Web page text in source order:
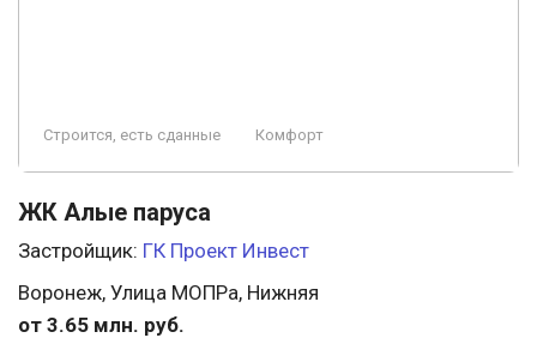
Строится, есть сданные Комфорт
ЖК Алые паруса
Застройщик: ГК Проект Инвест
Воронеж, Улица МОПРа, Нижняя
от 3.65 млн. руб.